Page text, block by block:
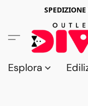
Esplora